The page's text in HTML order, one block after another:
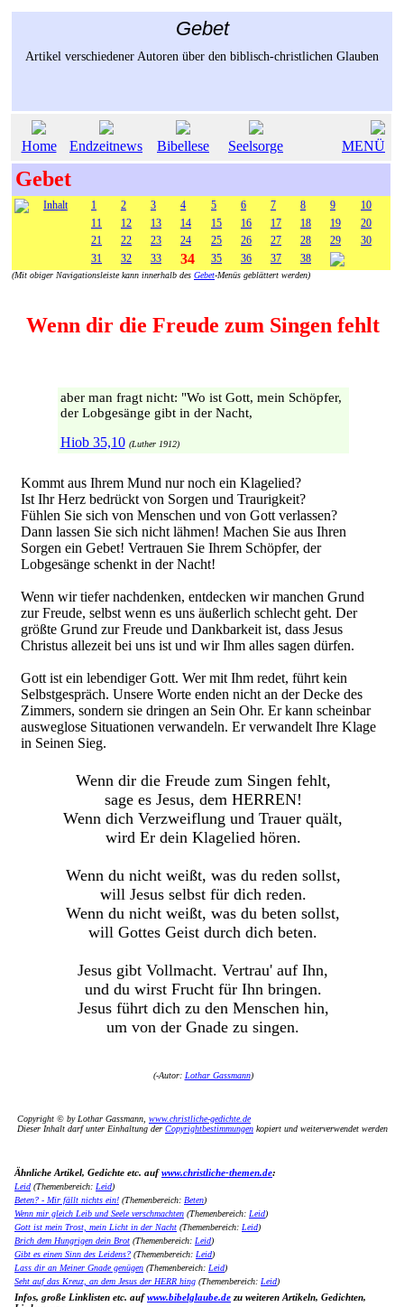
Gebet
Artikel verschiedener Autoren über den biblisch-christlichen Glauben
Home Endzeitnews Bibellese Seelsorge MENÜ
Gebet
Inhalt 1 2 3 4 5 6 7 8 9
10
11
12 13 14 15 16 17 18 19
20
21
22 23 24 25 26 27 28 29
30
31
32 33 34 35 36 37 38
(Mit obiger Navigationsleiste kann innerhalb des Gebet-Menüs geblättert werden)
Wenn dir die Freude zum Singen fehlt
aber man fragt nicht: "Wo ist Gott, mein Schöpfer,
der Lobgesänge gibt in der Nacht,
Hiob 35,10 (Luther 1912)
Kommt aus Ihrem Mund nur noch ein Klagelied?
Ist Ihr Herz bedrückt von Sorgen und Traurigkeit?
Fühlen Sie sich von Menschen und von Gott verlassen?
Dann lassen Sie sich nicht lähmen! Machen Sie aus Ihren
Sorgen ein Gebet! Vertrauen Sie Ihrem Schöpfer, der
Lobgesänge schenkt in der Nacht!
Wenn wir tiefer nachdenken, entdecken wir manchen Grund
zur Freude, selbst wenn es uns äußerlich schlecht geht. Der
größte Grund zur Freude und Dankbarkeit ist, dass Jesus
Christus allezeit bei uns ist und wir Ihm alles sagen dürfen.
Gott ist ein lebendiger Gott. Wer mit Ihm redet, führt kein
Selbstgespräch. Unsere Worte enden nicht an der Decke des
Zimmers, sondern sie dringen an Sein Ohr. Er kann scheinbar
ausweglose Situationen verwandeln. Er verwandelt Ihre Klage
in Seinen Sieg.
Wenn dir die Freude zum Singen fehlt,
sage es Jesus, dem HERREN!
Wenn dich Verzweiflung und Trauer quält,
wird Er dein Klagelied hören.
Wenn du nicht weißt, was du reden sollst,
will Jesus selbst für dich reden.
Wenn du nicht weißt, was du beten sollst,
will Gottes Geist durch dich beten.
Jesus gibt Vollmacht. Vertrau' auf Ihn,
und du wirst Frucht für Ihn bringen.
Jesus führt dich zu den Menschen hin,
um von der Gnade zu singen.
(-Autor: Lothar Gassmann)
Copyright © by Lothar Gassmann, www.christliche-gedichte.de
Dieser Inhalt darf unter Einhaltung der Copyrightbestimmungen kopiert und weiterverwendet werden
Ähnliche Artikel, Gedichte etc. aufwww.christliche-themen.de:
Leid (Themenbereich: Leid)
Beten? - Mir fällt nichts ein! (Themenbereich: Beten)
Wenn mir gleich Leib und Seele verschmachten (Themenbereich: Leid)
Gott ist mein Trost, mein Licht in der Nacht (Themenbereich: Leid)
Brich dem Hungrigen dein Brot (Themenbereich: Leid)
Gibt es einen Sinn des Leidens? (Themenbereich: Leid)
Lass dir an Meiner Gnade genügen (Themenbereich: Leid)
Seht auf das Kreuz, an dem Jesus der HERR hing (Themenbereich: Leid)
Infos, große Linklisten etc. aufwww.bibelglaube.de zu weiteren Artikeln, Gedichten,